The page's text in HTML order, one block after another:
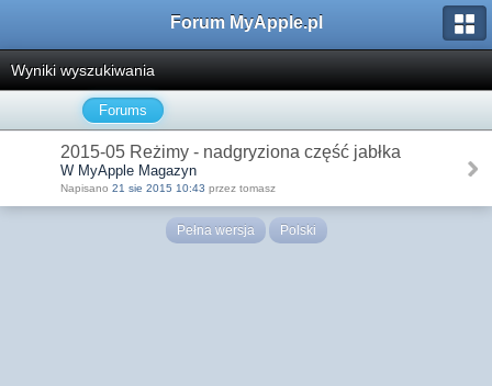
Forum MyApple.pl
Wyniki wyszukiwania
Forums
2015-05 Reżimy - nadgryziona część jabłka
W MyApple Magazyn
Napisano 21 sie 2015 10:43 przez tomasz
Pełna wersja Polski